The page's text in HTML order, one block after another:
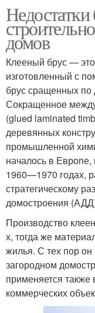
Недостатки
домов
Клееный брус —
изготовленный с
брус сращенных по
Сокращенное
(glued laminated
деревянных
промышленной
началось в
1960—1970 годах,
стратегическому
домостроения
Производство
х, тогда же
жилья. С тех пор он
загородном
применяется также
коммерческих